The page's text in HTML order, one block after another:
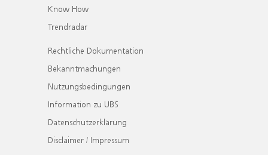
Know How
Trendradar
Rechtliche Dokumentation
Bekanntmachungen
Nutzungsbedingungen
Information zu UBS
Datenschutzerklärung
Disclaimer / Impressum